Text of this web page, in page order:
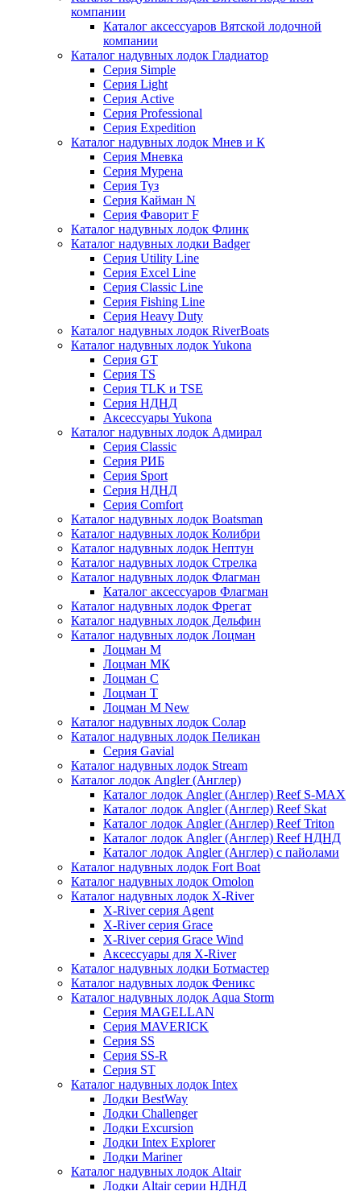
компании
Каталог аксессуаров Вятской лодочной
компании
Каталог надувных лодок Гладиатор
Серия Simple
Серия Light
Серия Active
Серия Professional
Серия Expedition
Каталог надувных лодок Мнев и К
Серия Мневка
Серия Мурена
Серия Туз
Серия Кайман N
Серия Фаворит F
Каталог надувных лодок Флинк
Каталог надувных лодки Badger
Серия Utility Line
Серия Excel Line
Серия Classic Line
Серия Fishing Line
Серия Heavy Duty
Каталог надувных лодок RiverBoats
Каталог надувных лодок Yukona
Серия GT
Серия TS
Серия TLK и TSE
Серия НДНД
Аксессуары Yukona
Каталог надувных лодок Адмирал
Серия Classic
Серия РИБ
Серия Sport
Серия НДНД
Серия Comfort
Каталог надувных лодок Boatsman
Каталог надувных лодок Колибри
Каталог надувных лодок Нептун
Каталог надувных лодок Стрелка
Каталог надувных лодок Флагман
Каталог аксессуаров Флагман
Каталог надувных лодок Фрегат
Каталог надувных лодок Дельфин
Каталог надувных лодок Лоцман
Лоцман М
Лоцман МК
Лоцман С
Лоцман Т
Лоцман М New
Каталог надувных лодок Солар
Каталог надувных лодок Пеликан
Серия Gavial
Каталог надувных лодок Stream
Каталог лодок Angler (Англер)
Каталог лодок Angler (Англер) Reef S-MAX
Каталог лодок Angler (Англер) Reef Skat
Каталог лодок Angler (Англер) Reef Triton
Каталог лодок Angler (Англер) Reef НДНД
Каталог лодок Angler (Англер) с пайолами
Каталог надувных лодок Fort Boat
Каталог надувных лодок Omolon
Каталог надувных лодок X-River
X-River серия Agent
X-River серия Grace
X-River серия Grace Wind
Аксессуары для X-River
Каталог надувных лодки Ботмастер
Каталог надувных лодок Феникc
Каталог надувных лодок Aqua Storm
Серия MAGELLAN
Серия MAVERICK
Серия SS
Серия SS-R
Серия ST
Каталог надувных лодок Intex
Лодки BestWay
Лодки Challenger
Лодки Excursion
Лодки Intex Explorer
Лодки Mariner
Каталог надувных лодок Altair
Лодки Altair серии НДНД